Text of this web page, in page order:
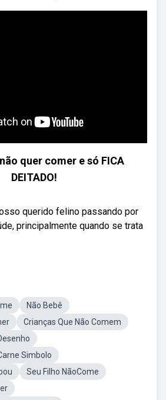
quer comer e só FICA
DEITADO!
querido felino passando por
principalmente quando se trata
Não Bebê
Crianças Que Não Comem
Simbolo
Seu Filho NãoCome